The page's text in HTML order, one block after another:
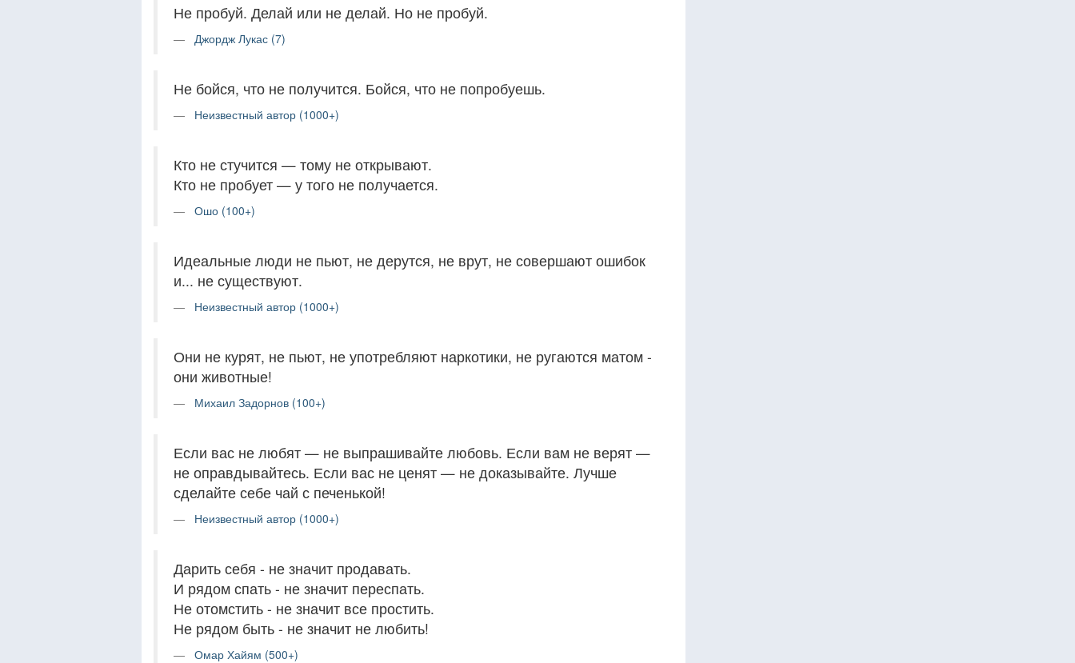
Не пробуй. Делай или не делай. Но не пробуй.
Джордж Лукас (7)
Не бойся, что не получится. Бойся, что не попробуешь.
Неизвестный автор (1000+)
Кто не стучится — тому не открывают.
Кто не пробует — у того не получается.
Ошо (100+)
Идеальные люди не пьют, не дерутся, не врут, не совершают ошибок
и... не существуют.
Неизвестный автор (1000+)
Они не курят, не пьют, не употребляют наркотики, не ругаются матом -
они животные!
Михаил Задорнов (100+)
Если вас не любят — не выпрашивайте любовь. Если вам не верят —
не оправдывайтесь. Если вас не ценят — не доказывайте. Лучше
сделайте себе чай с печенькой!
Неизвестный автор (1000+)
Дарить себя - не значит продавать.
И рядом спать - не значит переспать.
Не отомстить - не значит все простить.
Не рядом быть - не значит не любить!
Омар Хайям (500+)